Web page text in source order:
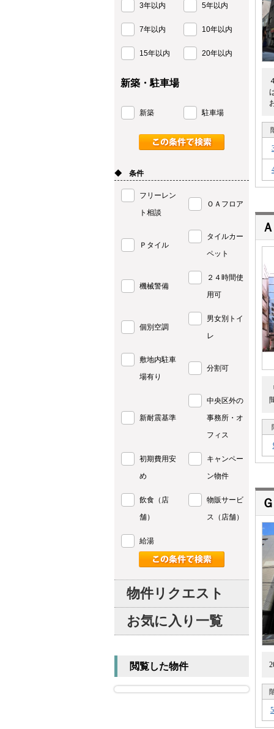
3年以内 5年以内
7年以内 10年以内
15年以内 20年以内
新築・駐車場
新築 駐車場
◆ 条件
フリーレン
ト相談
ＯＡフロア
Ｐタイル
タイルカー
ペット
機械警備
２４時間使
用可
個別空調
男女別トイ
レ
敷地内駐車
場有り
分割可
新耐震基準
中央区外の
事務所・オ
フィス
初期費用安
め
キャンペー
ン物件
飲食（店
舗）
物販サービ
ス（店舗）
給湯
物件リクエスト
お気に入り一覧
閲覧した物件